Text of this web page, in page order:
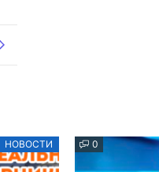
НОВОСТИ 0